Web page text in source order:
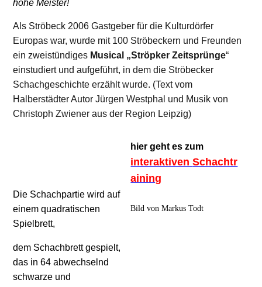
hohe Meister!
Als Ströbeck 2006 Gastgeber für die Kulturdörfer
Europas war, wurde mit 100 Ströbeckern und Freunden
ein zweistündiges Musical „StröpkerZeitsprünge“
einstudiert und aufgeführt, in dem die Ströbecker
Schachgeschichte erzählt wurde. (Text vom
Halberstädter Autor Jürgen Westphal und Musik von
Christoph Zwiener aus der Region Leipzig)
Die Schachpartie wird auf
einem quadratischen
Spielbrett,
dem Schachbrettgespielt,
das in 64 abwechselnd
schwarze und
hier geht es zum
interaktivenSchachtr
aining
Bild von Markus Todt